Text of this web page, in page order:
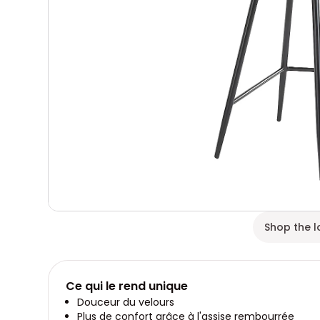
Shop the
Ce qui le rend unique
Douceur du velours
Plus de confort grâce à l'assise rembourrée